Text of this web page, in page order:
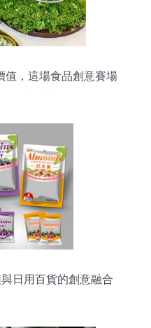
值，這場食品創意賽場
日用百貨的創意融合